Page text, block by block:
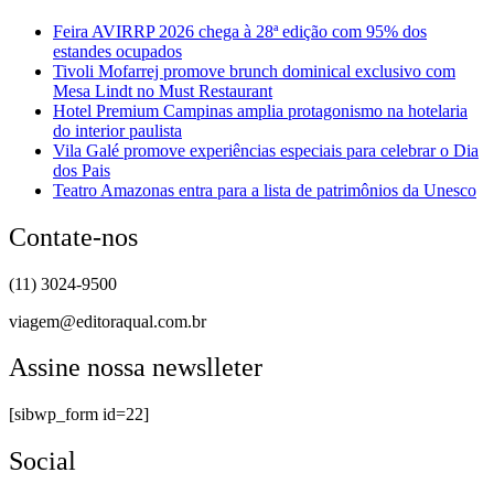
Feira AVIRRP 2026 chega à 28ª edição com 95% dos
estandes ocupados
Tivoli Mofarrej promove brunch dominical exclusivo com
Mesa Lindt no Must Restaurant
Hotel Premium Campinas amplia protagonismo na hotelaria
do interior paulista
Vila Galé promove experiências especiais para celebrar o Dia
dos Pais
Teatro Amazonas entra para a lista de patrimônios da Unesco
Contate-nos
(11) 3024-9500
viagem@editoraqual.com.br
Assine nossa newslleter
[sibwp_form id=22]
Social